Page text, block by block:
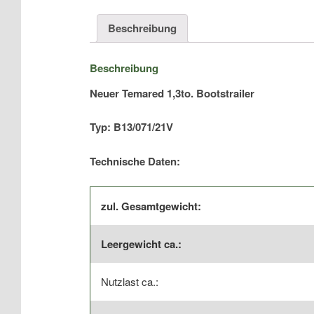
Beschreibung
Beschreibung
Neuer Temared 1,3to. Bootstrailer
Typ: B13/071/21V
Technische Daten:
zul. Gesamtgewicht:
Leergewicht ca.:
Nutzlast ca.: